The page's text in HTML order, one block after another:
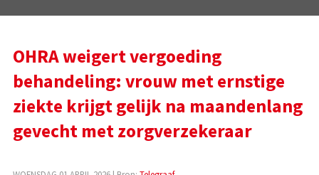
OHRA weigert vergoeding
behandeling: vrouw met ernstige
ziekte krijgt gelijk na maandenlang
gevecht met zorgverzekeraar